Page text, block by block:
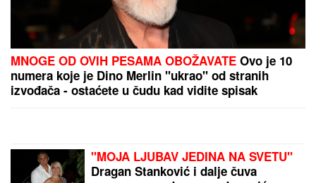
MNOGE OD OVIH PESAMA OBOŽAVATE Ovo je 10
numera koje je Dino Merlin "ukrao" od stranih
izvođača - ostaćete u čudu kad vidite spisak
"MOJA LJUBAV JEDINA NA SVETU"
Dragan Stanković i dalje čuva